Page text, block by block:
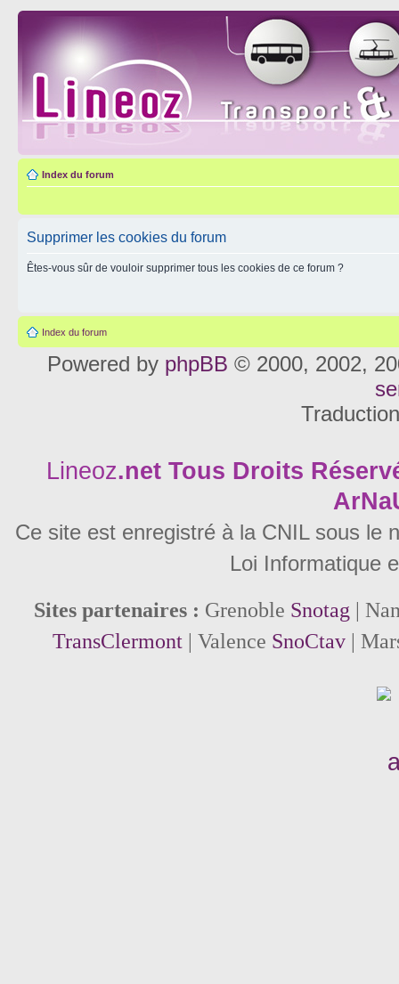
Index du forum
Supprimer les cookies du forum
Êtes-vous sûr de vouloir supprimer tous les cookies de ce forum ?
Index du forum
Powered by phpBB © 2000, 2002,
Lineoz.net Tous Droits
Ce site est enregistré à la CNIL sous le
Loi Informatique
Sites partenaires : Grenoble Snotag |
TransClermont| Valence SnoCtav|